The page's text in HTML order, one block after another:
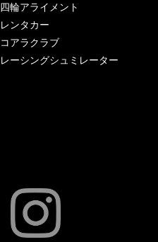
四輪アライメント
レンタカー
コアラクラブ
レーシングシュミレーター